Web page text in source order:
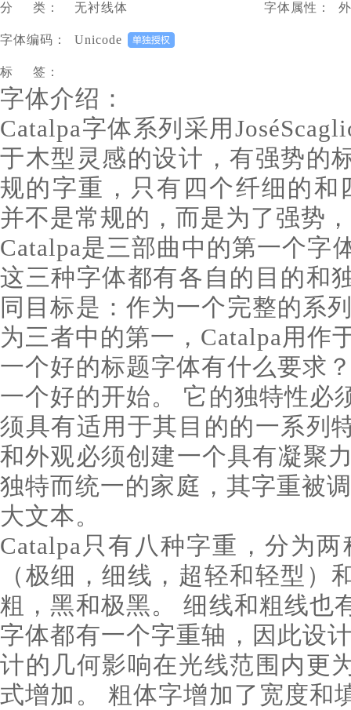
分 类： 无衬线体 字体属性：
字体编码： Unicode
标 签：
字体介绍：
Catalpa字体系列采用
于木型灵感的设计，有强势的
规的字重，只有四个纤细的和
并不是常规的，而是为了强势
Catalpa是三部曲中的第一个字
这三种字体都有各自的目的和
同目标是：作为一个完整的系
为三者中的第一，Catalpa用作
一个好的标题字体有什么要求
一个好的开始。 它的独特性必
须具有适用于其目的的一系列
和外观必须创建一个具有凝聚
独特而统一的家庭，其字重被
大文本。
Catalpa只有八种字重，分为
（极细，细线，超轻和轻型）
粗，黑和极黑。 细线和粗线也
字体都有一个字重轴，因此设
计的几何影响在光线范围内更
式增加。 粗体字增加了宽度和